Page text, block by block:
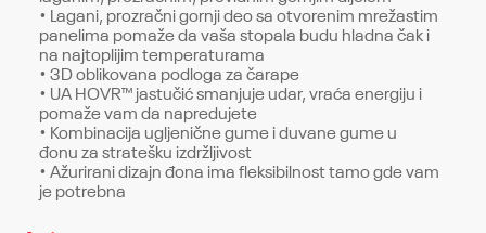
• Lagani, prozračni gornji deo sa otvorenim mrežastim
panelima pomaže da vaša stopala budu hladna čak i
na najtoplijim temperaturama
• 3D oblikovana podloga za čarape
• UA HOVR™ jastučić smanjuje udar, vraća energiju i
pomaže vam da napredujete
• Kombinacija ugljenične gume i duvane gume u
đonu za stratešku izdržljivost
• Ažurirani dizajn đona ima fleksibilnost tamo gde vam
je potrebna